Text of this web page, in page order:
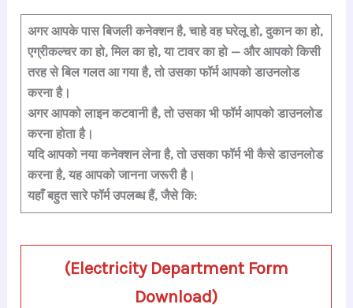
a
c
e
b
o
o
k
h
at
s
A
p
p
hr
e
a
d
s
le
gr
a
m
n
k
e
dI
n
nt
er
e
st
h
ar
e
अगर आपके पास बिजली कनेक्शन है, चाहे वह घरेलू हो, दुकान का हो,
एग्रीकल्चर का हो, मिल का हो, या टावर का हो — और आपको किसी
तरह से बिल गलत आ गया है, तो उसका फॉर्म आपको डाउनलोड
करना है।
अगर आपको लाइन कटवानी है, तो उसका भी फॉर्म आपको डाउनलोड
करना होता है।
यदि आपको नया कनेक्शन लेना है, तो उसका फॉर्म भी कैसे डाउनलोड
करना है, यह आपको जानना जरूरी है।
यहाँ बहुत सारे फॉर्म उपलब्ध हैं, जैसे कि:
(Electricity Department Form
Download)